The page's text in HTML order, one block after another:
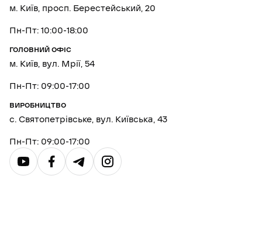
м. Київ, просп. Берестейський, 20
Пн-Пт: 10:00-18:00
ГОЛОВНИЙ ОФІС
м. Київ, вул. Мрії, 54
Пн-Пт: 09:00-17:00
ВИРОБНИЦТВО
с. Святопетрівське, вул. Київська, 43
Пн-Пт: 09:00-17:00